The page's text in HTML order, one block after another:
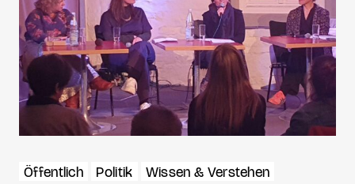
Öffentlich Politik
Wissen & Verstehen